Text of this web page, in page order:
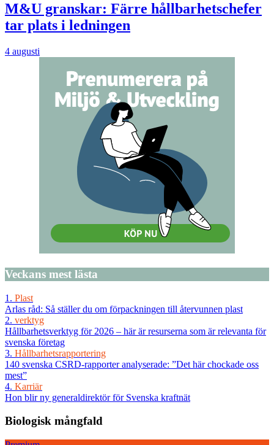
M&U granskar: Färre hållbarhetschefer
tar plats i ledningen
4 augusti
Veckans mest lästa
1. Plast
Arlas råd: Så ställer du om förpackningen till återvunnen plast
2. verktyg
Hållbarhetsverktyg för 2026 – här är resurserna som är relevanta för
svenska företag
3. Hållbarhetsrapportering
140 svenska CSRD-rapporter analyserade: ”Det här chockade oss
mest”
4. Karriär
Hon blir ny generaldirektör för Svenska kraftnät
Biologisk mångfald